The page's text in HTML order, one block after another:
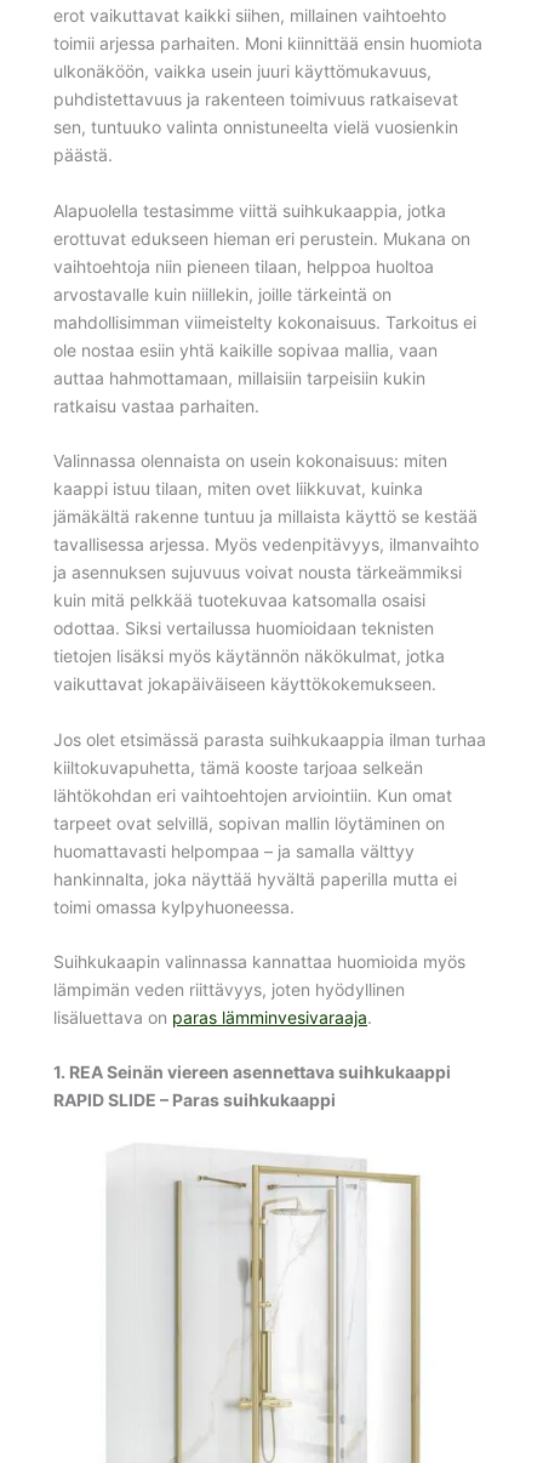
erot vaikuttavat kaikki siihen, millainen vaihtoehto
toimii arjessa parhaiten. Moni kiinnittää ensin huomiota
ulkonäköön, vaikka usein juuri käyttömukavuus,
puhdistettavuus ja rakenteen toimivuus ratkaisevat
sen, tuntuuko valinta onnistuneelta vielä vuosienkin
päästä.
Alapuolella testasimme viittä suihkukaappia, jotka
erottuvat edukseen hieman eri perustein. Mukana on
vaihtoehtoja niin pieneen tilaan, helppoa huoltoa
arvostavalle kuin niillekin, joille tärkeintä on
mahdollisimman viimeistelty kokonaisuus. Tarkoitus ei
ole nostaa esiin yhtä kaikille sopivaa mallia, vaan
auttaa hahmottamaan, millaisiin tarpeisiin kukin
ratkaisu vastaa parhaiten.
Valinnassa olennaista on usein kokonaisuus: miten
kaappi istuu tilaan, miten ovet liikkuvat, kuinka
jämäkältä rakenne tuntuu ja millaista käyttö se kestää
tavallisessa arjessa. Myös vedenpitävyys, ilmanvaihto
ja asennuksen sujuvuus voivat nousta tärkeämmiksi
kuin mitä pelkkää tuotekuvaa katsomalla osaisi
odottaa. Siksi vertailussa huomioidaan teknisten
tietojen lisäksi myös käytännön näkökulmat, jotka
vaikuttavat jokapäiväiseen käyttökokemukseen.
Jos olet etsimässä parasta suihkukaappia ilman turhaa
kiiltokuvapuhetta, tämä kooste tarjoaa selkeän
lähtökohdan eri vaihtoehtojen arviointiin. Kun omat
tarpeet ovat selvillä, sopivan mallin löytäminen on
huomattavasti helpompaa – ja samalla välttyy
hankinnalta, joka näyttää hyvältä paperilla mutta ei
toimi omassa kylpyhuoneessa.
Suihkukaapin valinnassa kannattaa huomioida myös
lämpimän veden riittävyys, joten hyödyllinen
lisäluettava on paras lämminvesivaraaja.
1. REA Seinän viereen asennettava suihkukaappi
RAPID SLIDE – Paras suihkukaappi